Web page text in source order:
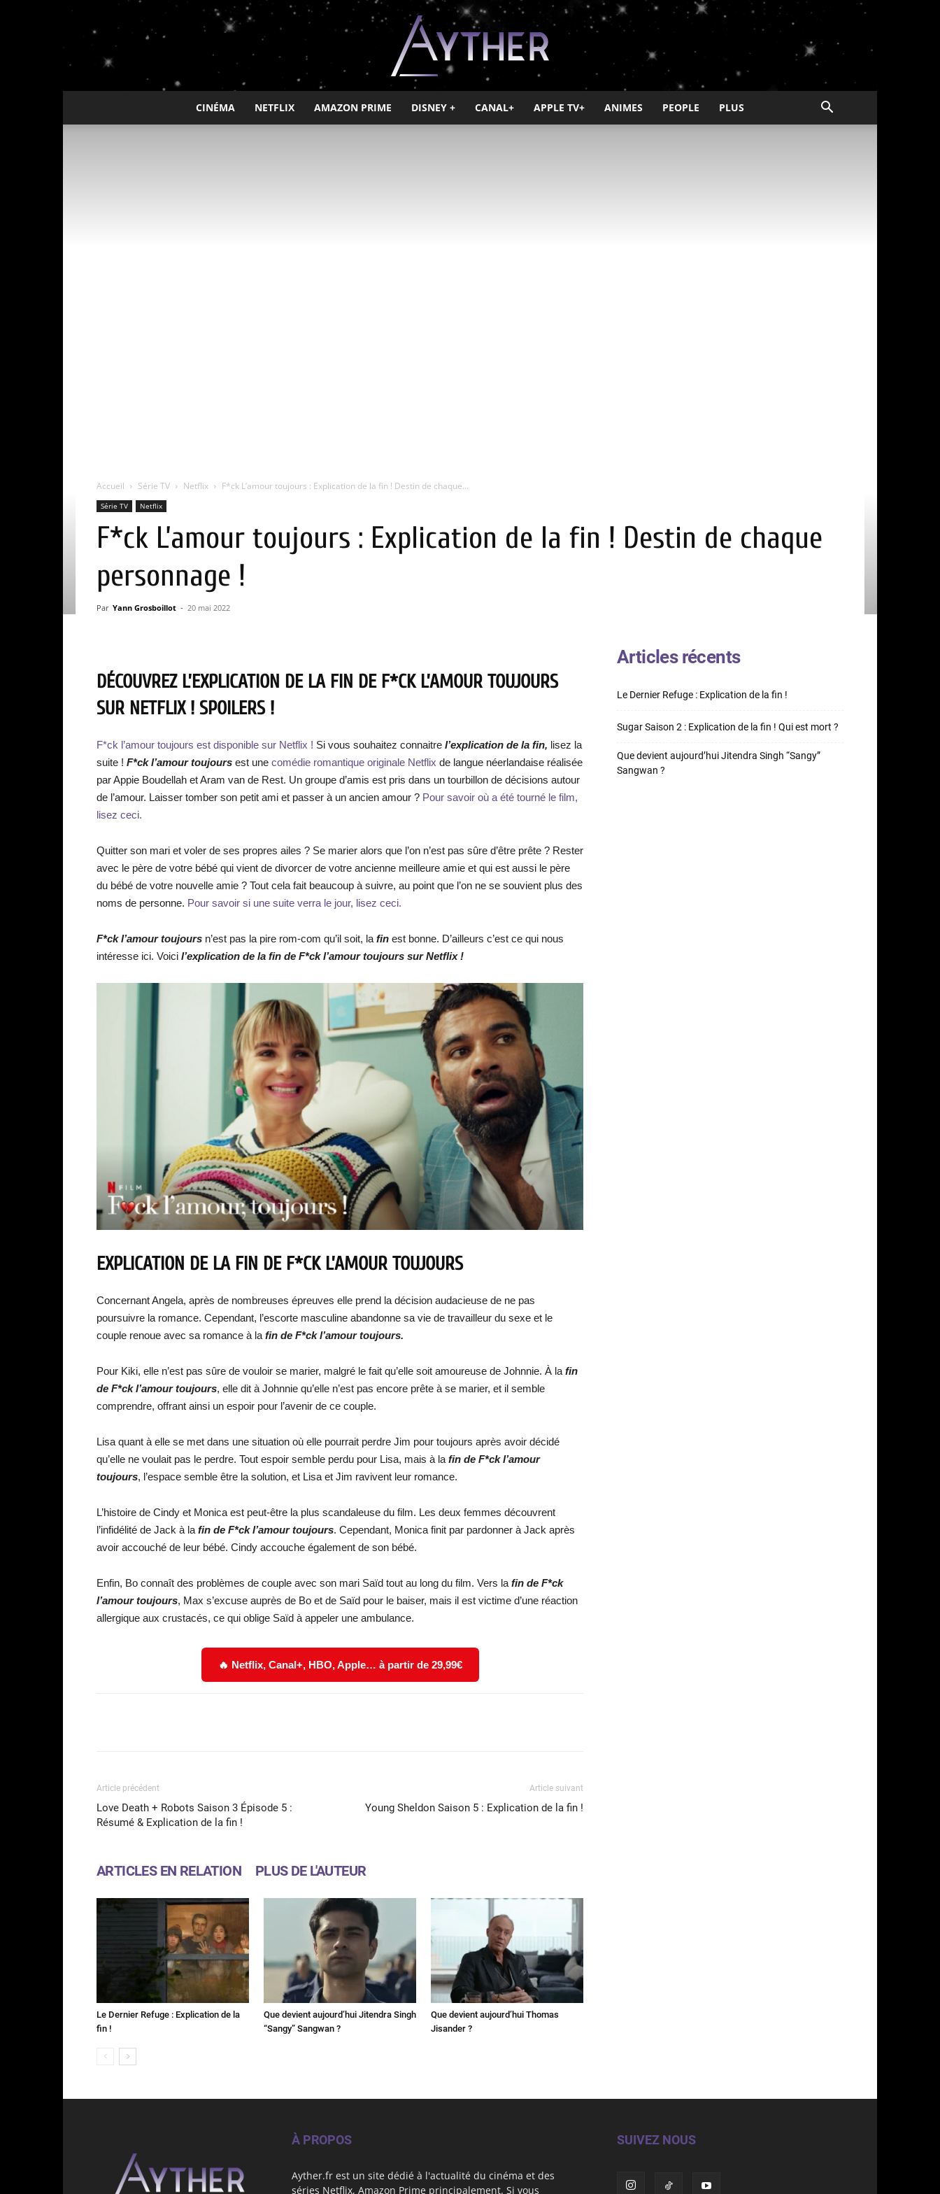
Ayther
CINÉMA NETFLIX AMAZON PRIME DISNEY + CANAL+ APPLE TV+ ANIMES PEOPLE PLUS
Accueil Série TV Netflix F*ck L’amour toujours : Explication de la fin ! Destin de chaque...
Série TV Netflix
F*ck L’amour toujours : Explication de la fin ! Destin de chaque
personnage !
Par Yann Grosboillot - 20 mai 2022
DÉCOUVREZ L’EXPLICATION DE LA FIN DE F*CK L’AMOUR TOUJOURS
SUR NETFLIX ! SPOILERS !
F*ck l’amour toujours est disponible sur Netflix ! Si vous souhaitez connaitre l’explication de la fin, lisez la
suite ! F*ck l’amour toujours est une comédie romantique originale Netflix de langue néerlandaise réalisée
par Appie Boudellah et Aram van de Rest. Un groupe d’amis est pris dans un tourbillon de décisions autour
de l’amour. Laisser tomber son petit ami et passer à un ancien amour ? Pour savoir où a été tourné le film,
lisez ceci.
Quitter son mari et voler de ses propres ailes ? Se marier alors que l’on n’est pas sûre d’être prête ? Rester
avec le père de votre bébé qui vient de divorcer de votre ancienne meilleure amie et qui est aussi le père
du bébé de votre nouvelle amie ? Tout cela fait beaucoup à suivre, au point que l’on ne se souvient plus des
noms de personne. Pour savoir si une suite verra le jour, lisez ceci.
F*ck l’amour toujours n’est pas la pire rom-com qu’il soit, la fin est bonne. D’ailleurs c’est ce qui nous
intéresse ici. Voici l’explication de la fin de F*ck l’amour toujours sur Netflix !
EXPLICATION DE LA FIN DE F*CK L’AMOUR TOUJOURS
Concernant Angela, après de nombreuses épreuves elle prend la décision audacieuse de ne pas
poursuivre la romance. Cependant, l’escorte masculine abandonne sa vie de travailleur du sexe et le
couple renoue avec sa romance à la fin de F*ck l’amour toujours.
Pour Kiki, elle n’est pas sûre de vouloir se marier, malgré le fait qu’elle soit amoureuse de Johnnie. À la fin
de F*ck l’amour toujours, elle dit à Johnnie qu’elle n’est pas encore prête à se marier, et il semble
comprendre, offrant ainsi un espoir pour l’avenir de ce couple.
Lisa quant à elle se met dans une situation où elle pourrait perdre Jim pour toujours après avoir décidé
qu’elle ne voulait pas le perdre. Tout espoir semble perdu pour Lisa, mais à la fin de F*ck l’amour
toujours, l’espace semble être la solution, et Lisa et Jim ravivent leur romance.
L’histoire de Cindy et Monica est peut-être la plus scandaleuse du film. Les deux femmes découvrent
l’infidélité de Jack à la fin de F*ck l’amour toujours. Cependant, Monica finit par pardonner à Jack après
avoir accouché de leur bébé. Cindy accouche également de son bébé.
Enfin, Bo connaît des problèmes de couple avec son mari Saïd tout au long du film. Vers la fin de F*ck
l’amour toujours, Max s’excuse auprès de Bo et de Saïd pour le baiser, mais il est victime d’une réaction
allergique aux crustacés, ce qui oblige Saïd à appeler une ambulance.
🔥 Netflix, Canal+, HBO, Apple… à partir de 29,99€
Article précédent
Love Death + Robots Saison 3 Épisode 5 :
Résumé & Explication de la fin !
Article suivant
Young Sheldon Saison 5 : Explication de la fin !
ARTICLES EN RELATION PLUS DE L'AUTEUR
Le Dernier Refuge : Explication de la
fin !
Que devient aujourd’hui Jitendra Singh
“Sangy” Sangwan ?
Que devient aujourd’hui Thomas
Jisander ?
Articles récents
Le Dernier Refuge : Explication de la fin !
Sugar Saison 2 : Explication de la fin ! Qui est mort ?
Que devient aujourd’hui Jitendra Singh “Sangy”
Sangwan ?
À PROPOS
Ayther.fr est un site dédié à l'actualité du cinéma et des
séries Netflix, Amazon Prime principalement. Si vous
SUIVEZ NOUS